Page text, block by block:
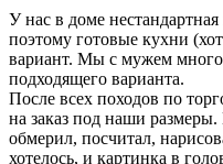
У нас в доме
поэтому готовые кухни
вариант. Мы с мужем
подходящего варианта.
После всех походов по
на заказ под наши
обмерил, посчитал,
хотелось, и картинка в